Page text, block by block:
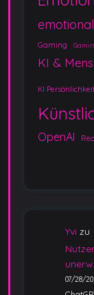
Gaming
KI &
KI Persönlichkeit
OpenAI
Yvi zu
07/28/